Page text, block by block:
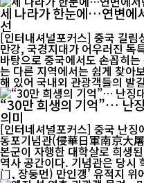
세 나라가 한눈에…연변에
선
[인터내셔널포커스] 중국 길림
만강, 국경지대가 어우러진 독
바탕으로 중국에서도 손꼽히
는 다른 지역에서는 쉽게 찾아
“30만 희생의 기억”… 난
의미
[인터네셔널포커스] 중국 난징
동포기념관(侵華日軍南京大
본군이 자행한 대학살로 희생
역사 공간이다. 기념관은 당시
门, 장둥먼) 만인갱’ 유적지